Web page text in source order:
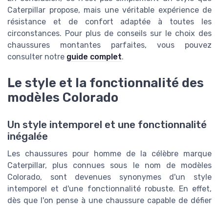
Caterpillar propose, mais une véritable expérience de
résistance et de confort adaptée à toutes les
circonstances. Pour plus de conseils sur le choix des
chaussures montantes parfaites, vous pouvez
consulter notre guide complet.
Le style et la fonctionnalité des
modèles Colorado
Un style intemporel et une fonctionnalité
inégalée
Les chaussures pour homme de la célèbre marque
Caterpillar, plus connues sous le nom de modèles
Colorado, sont devenues synonymes d'un style
intemporel et d'une fonctionnalité robuste. En effet,
dès que l'on pense à une chaussure capable de défier